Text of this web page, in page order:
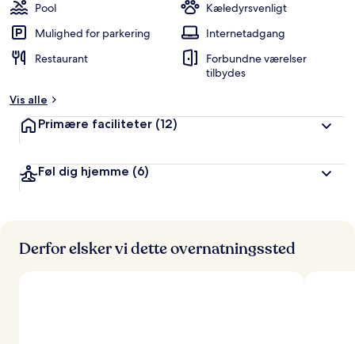
Pool
Kæledyrsvenligt
Mulighed for parkering
Internetadgang
Restaurant
Forbundne værelser
tilbydes
Vis alle
Primære faciliteter (12)
Føl dig hjemme (6)
Derfor elsker vi dette overnatningssted